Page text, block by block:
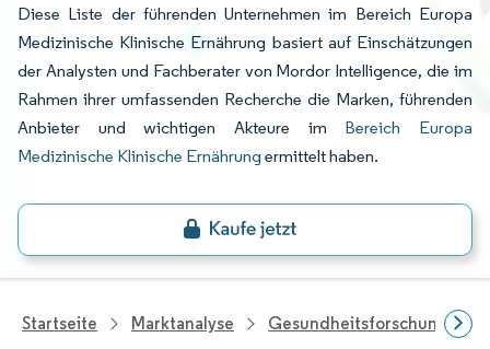
Diese Liste der führenden Unternehmen im Bereich Europa
Medizinische Klinische Ernährung basiert auf Einschätzungen
der Analysten und Fachberater von Mordor Intelligence, die im
Rahmen ihrer umfassenden Recherche die Marken, führenden
Anbieter und wichtigen Akteure im Bereich Europa
Medizinische Klinische Ernährung ermittelt haben.
Startseite Marktanalyse Gesundheitsforschung